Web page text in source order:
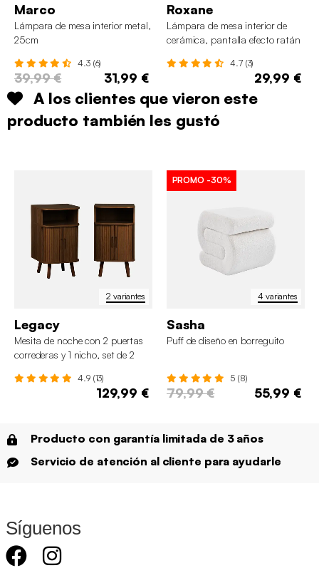
Marco
Lámpara de mesa interior metal,
25cm
4.3 (6)
39,99 € 31,99 €
Roxane
Lámpara de mesa interior de
cerámica, pantalla efecto ratán
4.7 (3)
29,99 €
A los clientes que vieron este
producto también les gustó
2 variantes
Legacy
Mesita de noche con 2 puertas
correderas y 1 nicho, set de 2
4.9 (13)
129,99 €
4 variantes
PROMO -30%
Sasha
Puff de diseño en borreguito
5 (8)
79,99 € 55,99 €
Producto con garantía limitada de 3 años
Servicio de atención al cliente para ayudarle
Síguenos